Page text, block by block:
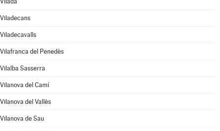
Viladecans
Viladecavalls
Vilafranca del Penedès
Vilalba Sasserra
Vilanova del Camí
Vilanova del Vallès
Vilanova de Sau